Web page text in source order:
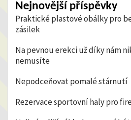
Nejnovější příspěvky
Praktické plastové obálky pro
zásilek
Na pevnou erekci už díky nám
nemusíte
Nepodceňovat pomalé stárnutí
Rezervace sportovní haly pro